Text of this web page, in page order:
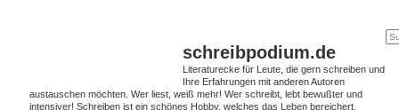
schreibpodium.de
Literaturecke für Leute, die gern schreiben und
Ihre Erfahrungen mit anderen Autoren
austauschen möchten. Wer liest, weiß mehr! Wer schreibt, lebt bewußter und
intensiver! Schreiben ist ein schönes Hobby, welches das Leben bereichert.